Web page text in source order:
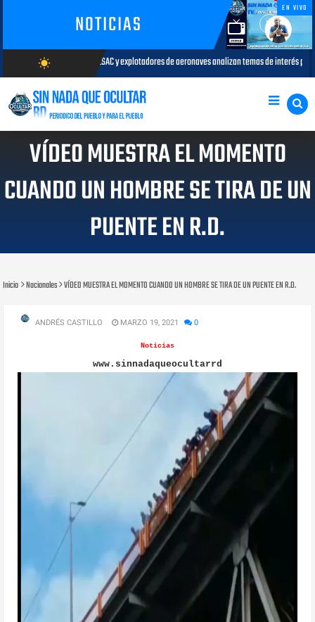
NOTICIAS
EN VIVO
wb_sunny
AGOSTO/6/2026
y explotadores de aeronaves analizan temas de interés para la aviación civil
VÍDEO MUESTRA EL MOMENTO
CUANDO UN HOMBRE SE TIRA DE UN
PUENTE EN R.D.
Inicio Nacionales VÍDEO MUESTRA EL MOMENTO CUANDO UN HOMBRE SE TIRA DE UN PUENTE EN R.D.
ANDRÉS CASTILLO MARZO 19, 2021 0
Noticias
www.sinnadaqueocultarrd